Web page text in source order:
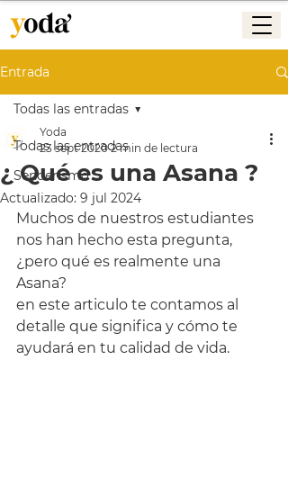
Entrada
Todas las entradas
Senderismo
Todas las entradas
¿ Qué es una Asana ?
Yoda
23 sept 2020 2 min de lectura
Actualizado: 9 jul 2024
Muchos de nuestros estudiantes
nos han hecho esta pregunta,
¿pero qué es realmente una
Asana?
en este articulo te contamos al
detalle que significa y cómo te
ayudará en tu calidad de vida.